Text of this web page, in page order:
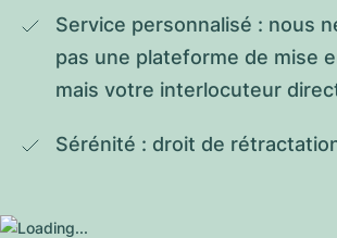
Service personnalisé : nous
pas une plateforme de mise
mais votre interlocuteur
Sérénité : droit de